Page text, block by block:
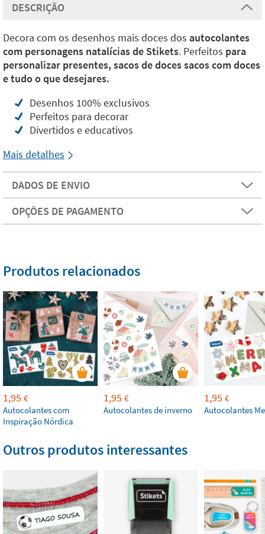
DESCRIÇÃO
Decora com os desenhos mais doces dos autocolantes
com personagens natalícias de Stikets. Perfeitos para
personalizar presentes, sacos de doces sacos com doces
e tudo o que desejares.
Desenhos 100% exclusivos
Perfeitos para decorar
Divertidos e educativos
Mais detalhes
DADOS DE ENVIO
OPÇÕES DE PAGAMENTO
Produtos relacionados
1,95 €
Autocolantes com
Inspiração Nórdica
1,95 €
Autocolantes de inverno
1,95 €
Autocolantes
Outros produtos interessantes